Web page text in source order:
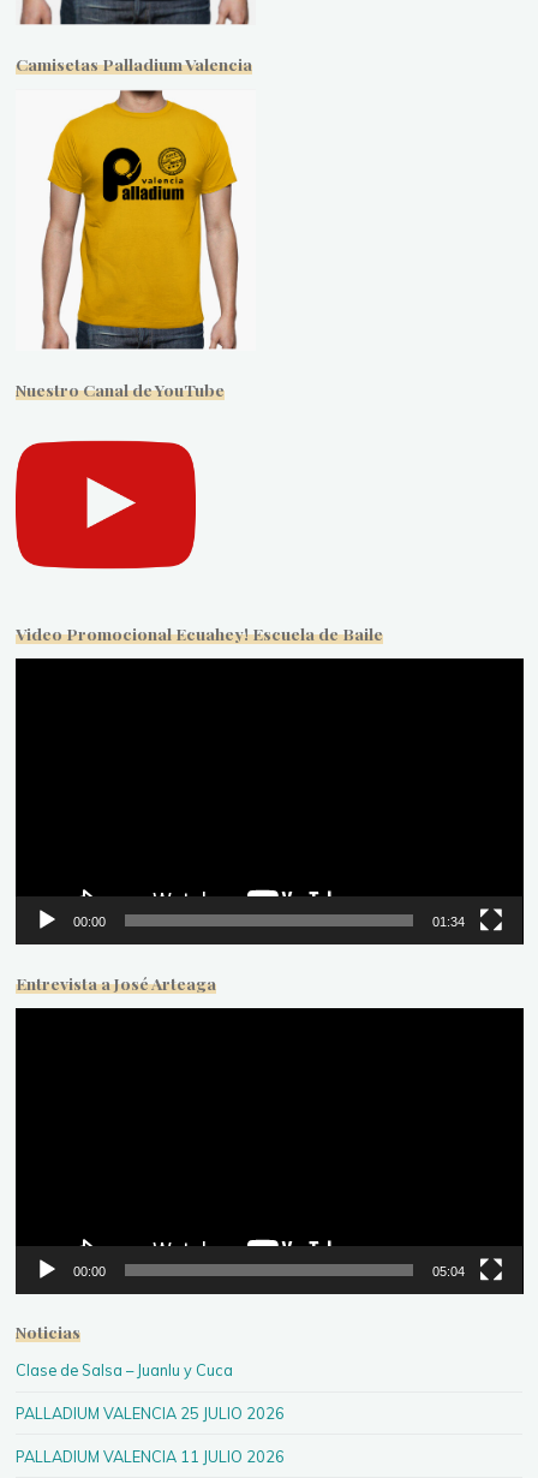
Camisetas Palladium Valencia
Nuestro Canal de YouTube
Video Promocional Ecuahey! Escuela de Baile
00:00 01:34
Entrevista a José Arteaga
00:00 05:04
Noticias
Clase de Salsa – Juanlu y Cuca
PALLADIUM VALENCIA 25 JULIO 2026
PALLADIUM VALENCIA 11 JULIO 2026